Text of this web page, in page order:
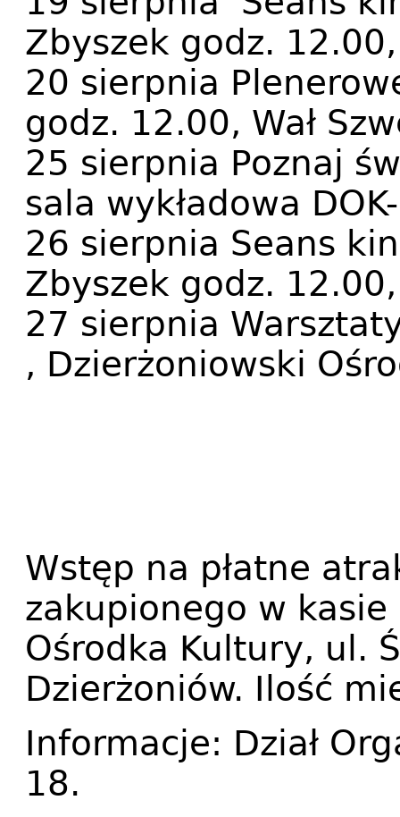
Zbyszek godz.
20 sierpnia
godz. 12.00, Wał
25 sierpnia Poznaj
sala wykładowa
26 sierpnia Seans
Zbyszek godz.
27 sierpnia
, Dzierżoniowski
Wstęp na płatne
zakupionego w
Ośrodka Kultury, ul.
Dzierżoniów. Ilość
Informacje: Dział
18.